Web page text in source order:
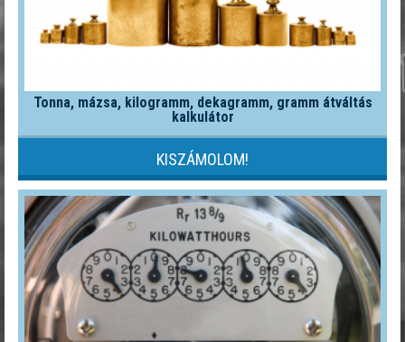
Tonna, mázsa, kilogramm, dekagramm, gramm átváltás
kalkulátor
KISZÁMOLOM!